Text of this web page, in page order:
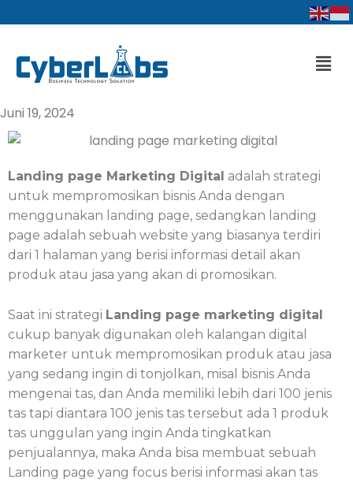
ke
Juni 19, 2024
Landing page Marketing Digital adalah strategi
untuk mempromosikan bisnis Anda dengan
menggunakan landing page, sedangkan landing
page adalah sebuah website yang biasanya terdiri
dari 1 halaman yang berisi informasi detail akan
produk atau jasa yang akan di promosikan.
Saat ini strategi Landing page marketing digital
cukup banyak digunakan oleh kalangan digital
marketer untuk mempromosikan produk atau jasa
yang sedang ingin di tonjolkan, misal bisnis Anda
mengenai tas, dan Anda memiliki lebih dari 100 jenis
tas tapi diantara 100 jenis tas tersebut ada 1 produk
tas unggulan yang ingin Anda tingkatkan
penjualannya, maka Anda bisa membuat sebuah
Landing page yang focus berisi informasi akan tas